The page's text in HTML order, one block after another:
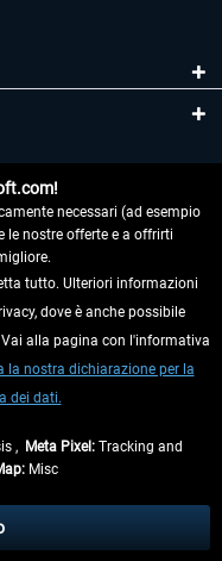
diversamente descritto.
i tempi di consegna per le
necessari (ad esempio
le nostre offerte e a offrirti
tutto. Ulteriori informazioni
dove è anche possibile
alla pagina con l'informativa
la nostra dichiarazione per la
dei dati.
, Meta Pixel: Tracking and
Misc